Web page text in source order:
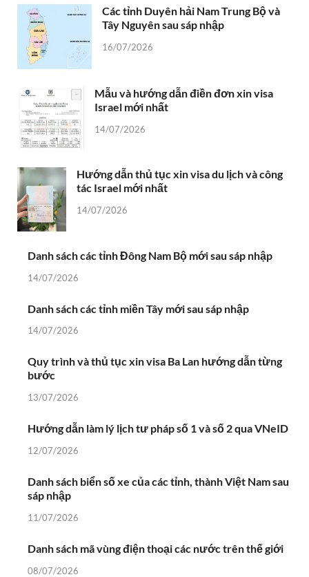
Các tỉnh Duyên hải Nam Trung Bộ và
Tây Nguyên sau sáp nhập
16/07/2026
Mẫu và hướng dẫn điền đơn xin visa
Israel mới nhất
14/07/2026
Hướng dẫn thủ tục xin visa du lịch và công
tác Israel mới nhất
14/07/2026
Danh sách các tỉnh Đông Nam Bộ mới sau sáp nhập
14/07/2026
Danh sách các tỉnh miền Tây mới sau sáp nhập
14/07/2026
Quy trình và thủ tục xin visa Ba Lan hướng dẫn từng
bước
13/07/2026
Hướng dẫn làm lý lịch tư pháp số 1 và số 2 qua VNeID
12/07/2026
Danh sách biển số xe của các tỉnh, thành Việt Nam sau
sáp nhập
11/07/2026
Danh sách mã vùng điện thoại các nước trên thế giới
08/07/2026